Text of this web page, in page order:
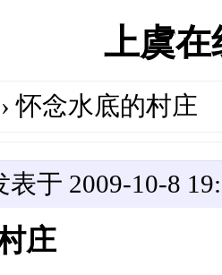
上虞在
› 怀念水底的村庄
于 2009-10-8
庄